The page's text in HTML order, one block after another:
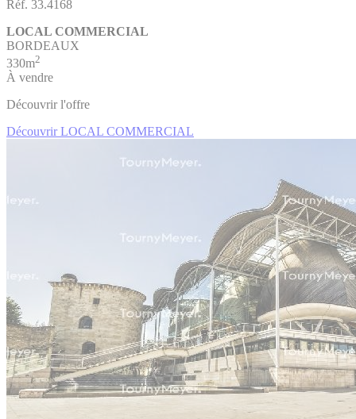
Réf. 33.4168
LOCAL COMMERCIAL
BORDEAUX
330m2
À vendre
Découvrir l'offre
Découvrir LOCAL COMMERCIAL